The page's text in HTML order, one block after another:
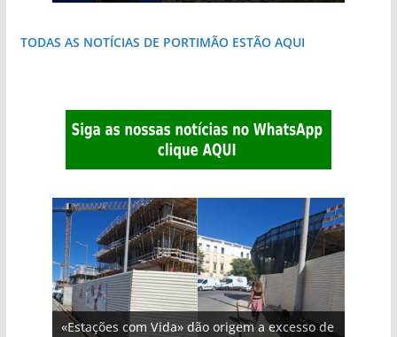
TODAS AS NOTÍCIAS DE PORTIMÃO ESTÃO AQUI
«Estações com Vida» dão origem a excesso de